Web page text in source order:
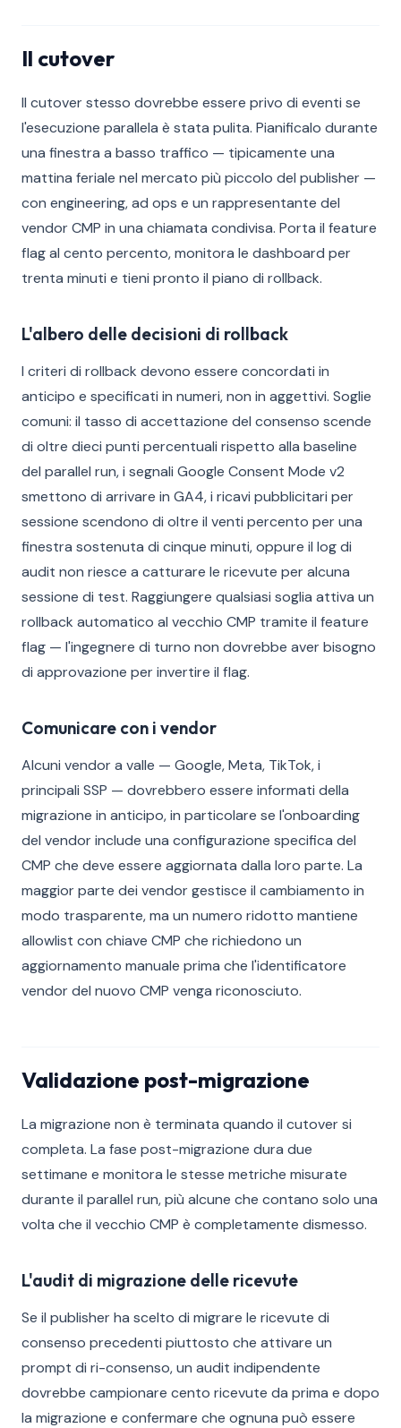
Il cutover
Il cutover stesso dovrebbe essere privo di eventi se
l'esecuzione parallela è stata pulita. Pianificalo durante
una finestra a basso traffico — tipicamente una
mattina feriale nel mercato più piccolo del publisher —
con engineering, ad ops e un rappresentante del
vendor CMP in una chiamata condivisa. Porta il feature
flag al cento percento, monitora le dashboard per
trenta minuti e tieni pronto il piano di rollback.
L'albero delle decisioni di rollback
I criteri di rollback devono essere concordati in
anticipo e specificati in numeri, non in aggettivi. Soglie
comuni: il tasso di accettazione del consenso scende
di oltre dieci punti percentuali rispetto alla baseline
del parallel run, i segnali Google Consent Mode v2
smettono di arrivare in GA4, i ricavi pubblicitari per
sessione scendono di oltre il venti percento per una
finestra sostenuta di cinque minuti, oppure il log di
audit non riesce a catturare le ricevute per alcuna
sessione di test. Raggiungere qualsiasi soglia attiva un
rollback automatico al vecchio CMP tramite il feature
flag — l'ingegnere di turno non dovrebbe aver bisogno
di approvazione per invertire il flag.
Comunicare con i vendor
Alcuni vendor a valle — Google, Meta, TikTok, i
principali SSP — dovrebbero essere informati della
migrazione in anticipo, in particolare se l'onboarding
del vendor include una configurazione specifica del
CMP che deve essere aggiornata dalla loro parte. La
maggior parte dei vendor gestisce il cambiamento in
modo trasparente, ma un numero ridotto mantiene
allowlist con chiave CMP che richiedono un
aggiornamento manuale prima che l'identificatore
vendor del nuovo CMP venga riconosciuto.
Validazione post-migrazione
La migrazione non è terminata quando il cutover si
completa. La fase post-migrazione dura due
settimane e monitora le stesse metriche misurate
durante il parallel run, più alcune che contano solo una
volta che il vecchio CMP è completamente dismesso.
L'audit di migrazione delle ricevute
Se il publisher ha scelto di migrare le ricevute di
consenso precedenti piuttosto che attivare un
prompt di ri-consenso, un audit indipendente
dovrebbe campionare cento ricevute da prima e dopo
la migrazione e confermare che ognuna può essere